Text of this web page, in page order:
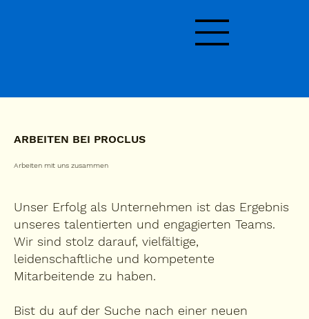
ARBEITEN BEI PROCLUS
Arbeiten mit uns zusammen
Unser Erfolg als Unternehmen ist das Ergebnis
unseres talentierten und engagierten Teams.
Wir sind stolz darauf, vielfältige,
leidenschaftliche und kompetente
Mitarbeitende zu haben.
Bist du auf der Suche nach einer neuen